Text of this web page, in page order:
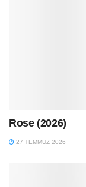
Rose (2026)
27 TEMMUZ 2026